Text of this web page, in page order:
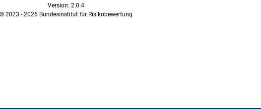
Version: 2.0.4
© 2023 - 2026 Bundesinstitut für Risikobewertung